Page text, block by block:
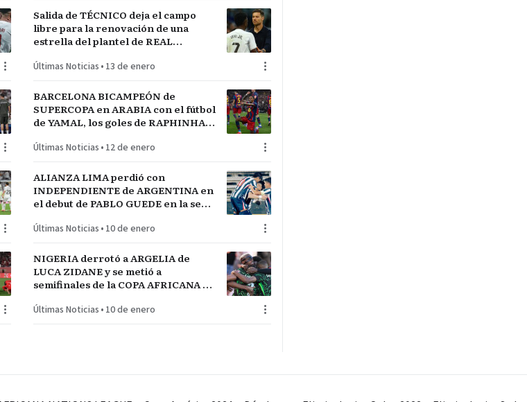
Salida de TÉCNICO deja el campo
libre para la renovación de una
estrella del plantel de REAL
Últimas Noticias • 13 de enero
BARCELONA BICAMPEÓN de
SUPERCOPA en ARABIA con el fútbol
de YAMAL, los goles de RAPHINHA y
Últimas Noticias • 12 de enero
ALIANZA LIMA perdió con
INDEPENDIENTE de ARGENTINA en
el debut de PABLO GUEDE en la serie
Últimas Noticias • 10 de enero
NIGERIA derrotó a ARGELIA de
LUCA ZIDANE y se metió a
semifinales de la COPA AFRICANA de
Últimas Noticias • 10 de enero